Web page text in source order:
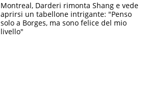
Montreal, Darderi rimonta Shang e vede
aprirsi un tabellone intrigante: "Penso
solo a Borges, ma sono felice del mio
livello"